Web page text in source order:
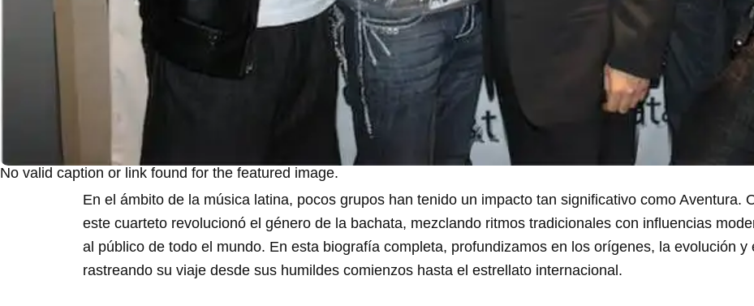
No valid caption or link found for the featured image.
En el ámbito de la música latina, pocos grupos han tenido un impacto tan significativo como Aventura.
este cuarteto revolucionó el género de la bachata, mezclando ritmos tradicionales con influencias
al público de todo el mundo. En esta biografía completa, profundizamos en los orígenes, la evolución y
rastreando su viaje desde sus humildes comienzos hasta el estrellato internacional.